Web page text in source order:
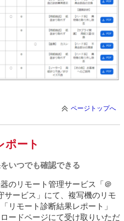
ページトップへ
ポート
いつでも確認できる
のリモート管理サービス「＠
サービス」にて、複写機のリモ
リモート診断結果レポート」
ードページにて受け取りいただ